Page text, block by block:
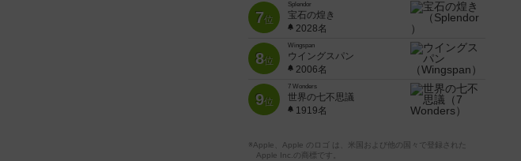
7位
Splendor
宝石の煌き
2028名
8位
Wingspan
ウイングスパン
2006名
9位
7 Wonders
世界の七不思議
1919名
※Apple、Apple のロゴ は、米国および他の国々で登録された
Apple Inc.の商標です。